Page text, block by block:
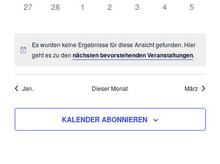
0
27
0
28
0
1
0
2
0
3
0
4
0
5
Es wurden keine Ergebnisse für diese Ansicht gefunden. Hier
geht es zu den nächsten bevorstehenden Veranstaltungen.
Jan. Dieser Monat März
KALENDER ABONNIEREN